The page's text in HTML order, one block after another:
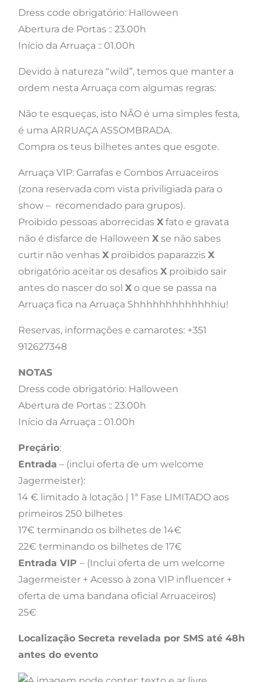
Dress code obrigatório: Halloween
Abertura de Portas :: 23.00h
Início da Arruaça :: 01.00h
Devido à natureza “wild”, temos que manter a
ordem nesta Arruaça com algumas regras:
Não te esqueças, isto NÃO é uma simples festa,
é uma ARRUAÇA ASSOMBRADA.
Compra os teus bilhetes antes que esgote.
Arruaça VIP: Garrafas e Combos Arruaceiros
(zona reservada com vista priviligiada para o
show – recomendado para grupos).
Proibido pessoas aborrecidas X fato e gravata
não é disfarce de Halloween X se não sabes
curtir não venhas X proibidos paparazzis X
obrigatório aceitar os desafios X proibido sair
antes do nascer do sol X o que se passa na
Arruaça fica na Arruaça Shhhhhhhhhhhhhiu!
Reservas, informações e camarotes: +351
912627348
NOTAS
Dress code obrigatório: Halloween
Abertura de Portas :: 23.00h
Início da Arruaça :: 01.00h
Preçário:
Entrada – (inclui oferta de um welcome
Jagermeister):
14 € limitado à lotação | 1ª Fase LIMITADO aos
primeiros 250 bilhetes
17€ terminando os bilhetes de 14€
22€ terminando os bilhetes de 17€
Entrada VIP – (Inclui oferta de um welcome
Jagermeister + Acesso à zona VIP influencer +
oferta de uma bandana oficial Arruaceiros)
25€
Localização Secreta revelada por SMS até 48h
antes do evento